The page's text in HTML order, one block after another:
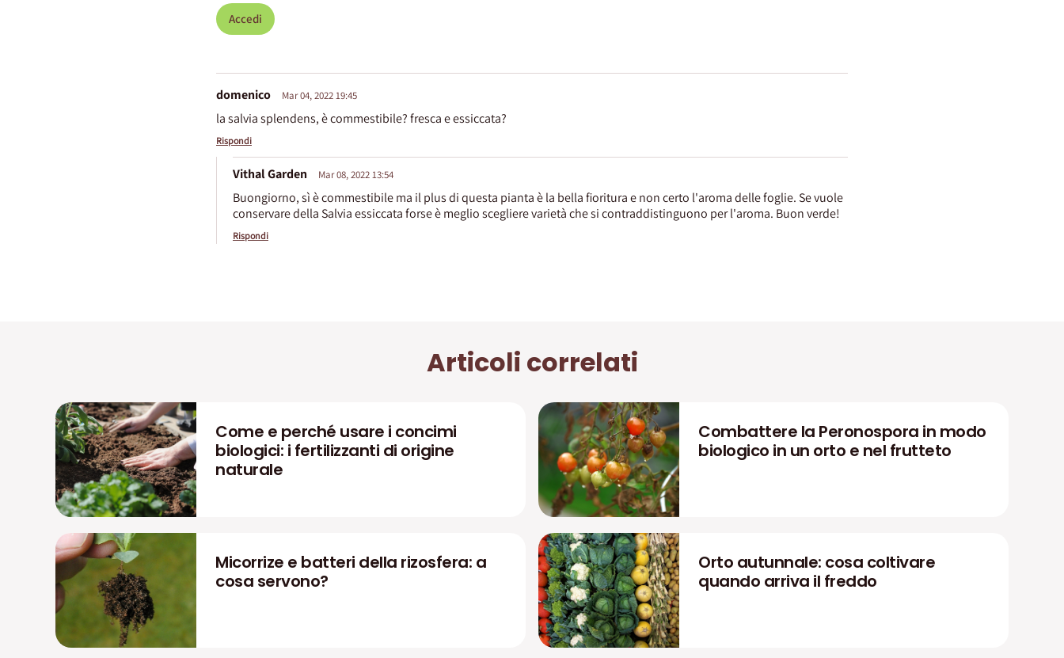
Accedi
domenico Mar 04, 2022 19:45
la salvia splendens, è commestibile? fresca e essiccata?
Rispondi
Vithal Garden Mar 08, 2022 13:54
Buongiorno, sì è commestibile ma il plus di questa pianta è la bella fioritura e non certo l'aroma delle foglie. Se vuole
conservare della Salvia essiccata forse è meglio scegliere varietà che si contraddistinguono per l'aroma. Buon verde!
Rispondi
Articoli correlati
Come e perché usare i concimi
biologici: i fertilizzanti di origine
naturale
Combattere la Peronospora in modo
biologico in un orto e nel frutteto
Micorrize e batteri della rizosfera: a
cosa servono?
Orto autunnale: cosa coltivare
quando arriva il freddo